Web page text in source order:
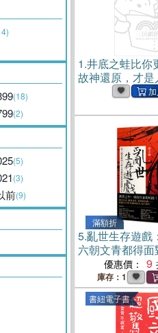
(18)
(2)
(5)
(3)
前(9)
1.井底之蛙比你
故神還原，才
慧(電子書)
滿額折
5.亂世生存遊戲
六朝文青都得
優惠價： 9
庫存：1
書紐電子書